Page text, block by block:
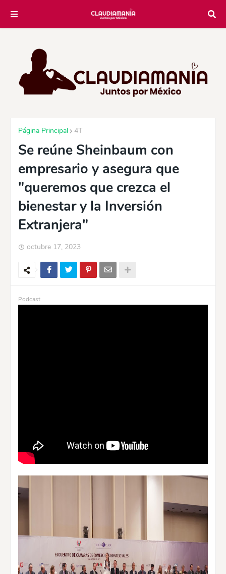
Página Principal 4T
Se reúne Sheinbaum con
empresario y asegura que
"queremos que crezca el
bienestar y la Inversión
Extranjera"
octubre 17, 2023
Podcast